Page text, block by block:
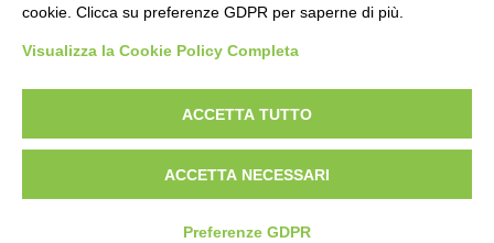
diritto d’autore, legge 22 aprile 1941 n. 633. I diritti degli autori, degli artisti e
dei fotografi che hanno realizzato le opere e le immagini, degli enti e delle
istituzioni che ne sono proprietari, sono riservati. Si vieta quindi la
riproduzione con qualsiasi mezzo effettuata, anche per uso gratuito o
personale.
cookie. Clicca su preferenze GDPR per saperne di più.
Visualizza la Cookie Policy Completa
ACCETTA TUTTO
ACCETTA NECESSARI
Preferenze GDPR